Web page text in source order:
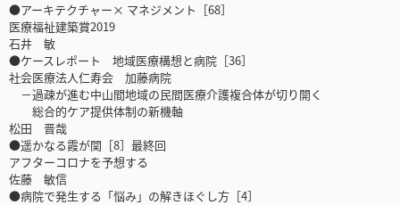
●アーキテクチャー× マネジメント［68］
医療福祉建築賞2019
石井 敏
●ケースレポート 地域医療構想と病院［36］
社会医療法人仁寿会 加藤病院
－過疎が進む中山間地域の民間医療介護複合体が切り開く
総合的ケア提供体制の新機軸
松田 晋哉
●遥かなる霞が関［8］最終回
アフターコロナを予想する
佐藤 敏信
●病院で発生する「悩み」の解きほぐし方［4］